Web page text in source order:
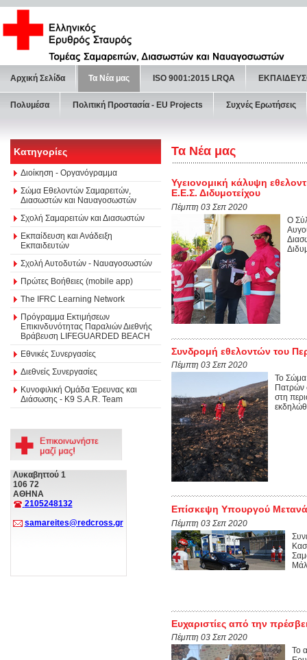
Αρχική Σελίδα Τα Νέα μας ISO 9001:2015 LRQA
Πολυμέσα Πολιτική Προστασία - ΕU Projects Συχνές Ερωτήσεις
Κατηγορίες
Διοίκηση - Οργανόγραμμα
Σώμα Εθελοντών Σαμαρειτών,
Διασωστών και Ναυαγοσωστών
Σχολή Σαμαρειτών και Διασωστών
Εκπαίδευση και Ανάδειξη
Εκπαιδευτών
Σχολή Αυτοδυτών - Ναυαγοσωστών
Πρώτες Βοήθειες (mobile app)
The IFRC Learning Network
Πρόγραμμα Εκτιμήσεων
Επικινδυνότητας Παραλιών Διεθνής
Βράβευση LIFEGUARDED BEACH
Εθνικές Συνεργασίες
Διεθνείς Συνεργασίες
Κυνοφιλική Ομάδα Έρευνας και
Διάσωσης - Κ9 S.A.R. Team
Λυκαβηττού 1
106 72
ΑΘΗΝΑ
2105248132
samareites@redcross.gr
Τα Νέα μας
Υγειονομική κάλυψη
Ε.Ε.Σ. Διδυμοτείχου
Πέμπτη 03 Σεπ 2020
Ο
Συνδρομή εθελοντών του
Πέμπτη 03 Σεπ 2020
Το Σώμα
Πατρών
στη
Επίσκεψη Υπουργού
Πέμπτη 03 Σεπ 2020
Ευχαριστίες από την
Πέμπτη 03 Σεπ 2020
Το